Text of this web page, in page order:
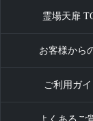
霊場天扉
お客様から
ご利用ガイ